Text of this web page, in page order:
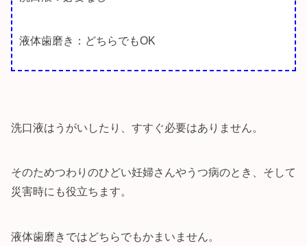
液体歯磨き：どちらでもOK
洗口液はうがいしたり、すすぐ必要はありません。
そのためつわりのひどい妊婦さんやうつ病のとき、そして
災害時にも役立ちます。
液体歯磨きではどちらでもかまいません。